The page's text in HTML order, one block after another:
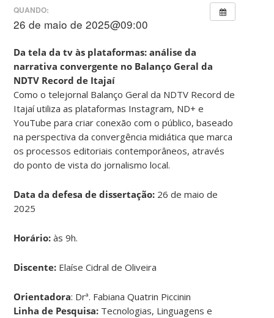
QUANDO:
26 de maio de 2025@09:00
Da tela da tv às plataformas: análise da
narrativa convergente no Balanço Geral da
NDTV Record de Itajaí
Como o telejornal Balanço Geral da NDTV Record de
Itajaí utiliza as plataformas Instagram, ND+ e
YouTube para criar conexão com o público, baseado
na perspectiva da convergência midiática que marca
os processos editoriaiscontemporâneos, através
do ponto de vista do jornalismo local.
Data da defesa de dissertação: 26 de maio de
2025
Horário: às 9h.
Discente: Elaíse Cidral de Oliveira
Orientadora: Drª. Fabiana Quatrin Piccinin
Linha de Pesquisa: Tecnologias, Linguagens e